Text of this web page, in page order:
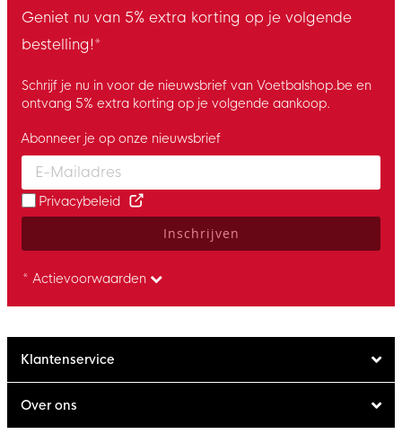
Geniet nu van 5% extra korting op je volgende
bestelling!*
Schrijf je nu in voor de nieuwsbrief van Voetbalshop.be en
ontvang 5% extra korting op je volgende aankoop.
Enter your email and accept the privacy policy to subscribe to
Abonneer je op onze nieuwsbrief
Privacybeleid
Inschrijven
* Actievoorwaarden
Klantenservice
Over ons